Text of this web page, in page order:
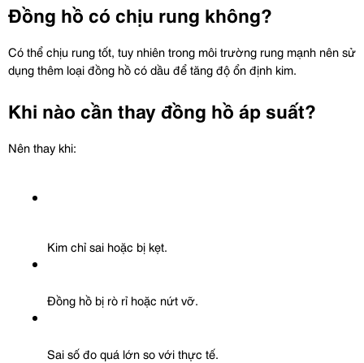
Đồng hồ có chịu rung không?
Có thể chịu rung tốt, tuy nhiên trong môi trường rung mạnh nên sử
dụng thêm loại đồng hồ có dầu để tăng độ ổn định kim.
Khi nào cần thay đồng hồ áp suất?
Nên thay khi:
Kim chỉ sai hoặc bị kẹt.
Đồng hồ bị rò rỉ hoặc nứt vỡ.
Sai số đo quá lớn so với thực tế.